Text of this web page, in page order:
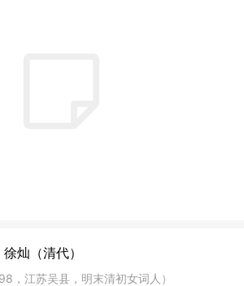
灿（清代）
，江苏吴县，明末清初女词人）